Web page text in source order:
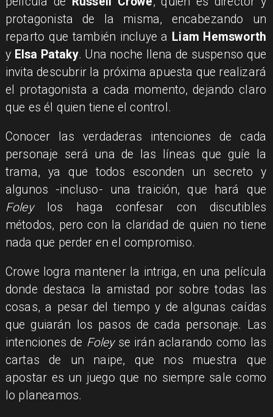
protagonista de la misma, encabezando un
reparto que también incluye a Liam Hemsworth
y Elsa Pataky. Una noche llena de suspenso que
invita descubrir la próxima apuesta que realizará
el protagonista a cada momento, dejando claro
que es él quien tiene el control.
Conocer las verdaderas intenciones de cada
personaje será una de las líneas que guíe la
trama, ya que todos esconden un secreto y
algunos -incluso- una traición, que hará que
Foleylos haga confesar con discutibles
métodos, pero con la claridad de quien no tiene
nada que perder en el compromiso.
Crowe logra mantener la intriga, en una película
donde destaca la amistad por sobre todas las
cosas, a pesar del tiempo y de algunas caídas
que guiarán los pasos de cada personaje. Las
intenciones de Foleyse irán aclarando como las
cartas de un naipe, que nos muestra que
apostar es un juego que no siempre sale como
lo planeamos.